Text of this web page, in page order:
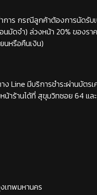
การ กรณีลูกค้าต้องการนัดรับ
นมัดจำ) ล่วงหน้า 20% ของ
นหรือคืนเงิน)
าง Line มีบริการชำระผ่านบั
น้าร้านได้ที่ สุขุมวิทซอย 64 แล
เทพมหานคร